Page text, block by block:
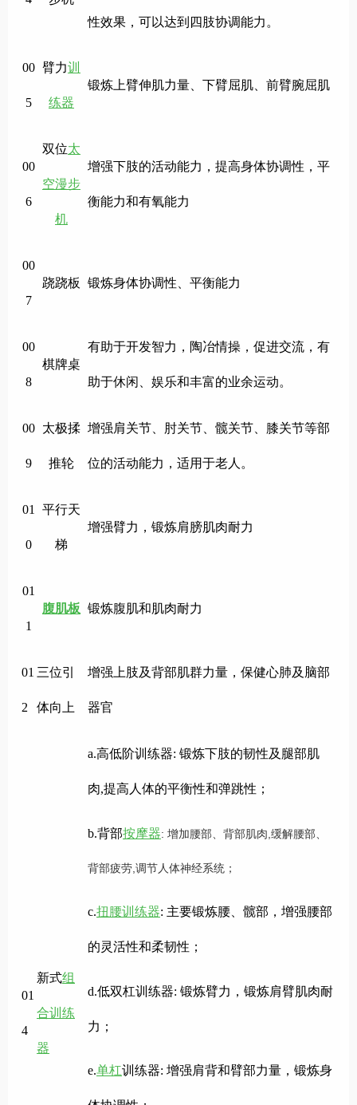
性效果，可以达到四肢协调能力。
00
5
臂力训
练器
锻炼上臂伸肌力量、下臂屈肌、前臂腕屈肌
00
6
双位太
空漫步
机
增强下肢的活动能力，提高身体协调性，平
衡能力和有氧能力
00
7
跷跷板 锻炼身体协调性、平衡能力
00
8
棋牌桌
有助于开发智力，陶冶情操，促进交流，有
助于休闲、娱乐和丰富的业余运动。
00
9
太极揉
推轮
增强肩关节、肘关节、髋关节、膝关节等部
位的活动能力，适用于老人。
01
0
平行天
梯
增强臂力，锻炼肩膀肌肉耐力
01
1
腹肌板 锻炼腹肌和肌肉耐力
01
2
三位引
体向上
增强上肢及背部肌群力量，保健心肺及脑部
器官
01
4
新式组
合训练
器
a.高低阶训练器: 锻炼下肢的韧性及腿部肌
肉,提高人体的平衡性和弹跳性 ；
b.背部按摩器: 增加腰部、背部肌肉 ,缓解腰部、
背部疲劳,调节人体神经系统 ；
c.扭腰训练器: 主要锻炼腰、髋部，增强腰部
的灵活性和柔韧性；
d.低双杠训练器: 锻炼臂力，锻炼肩臂肌肉耐
力；
e.单杠训练器: 增强肩背和臂部力量，锻炼身